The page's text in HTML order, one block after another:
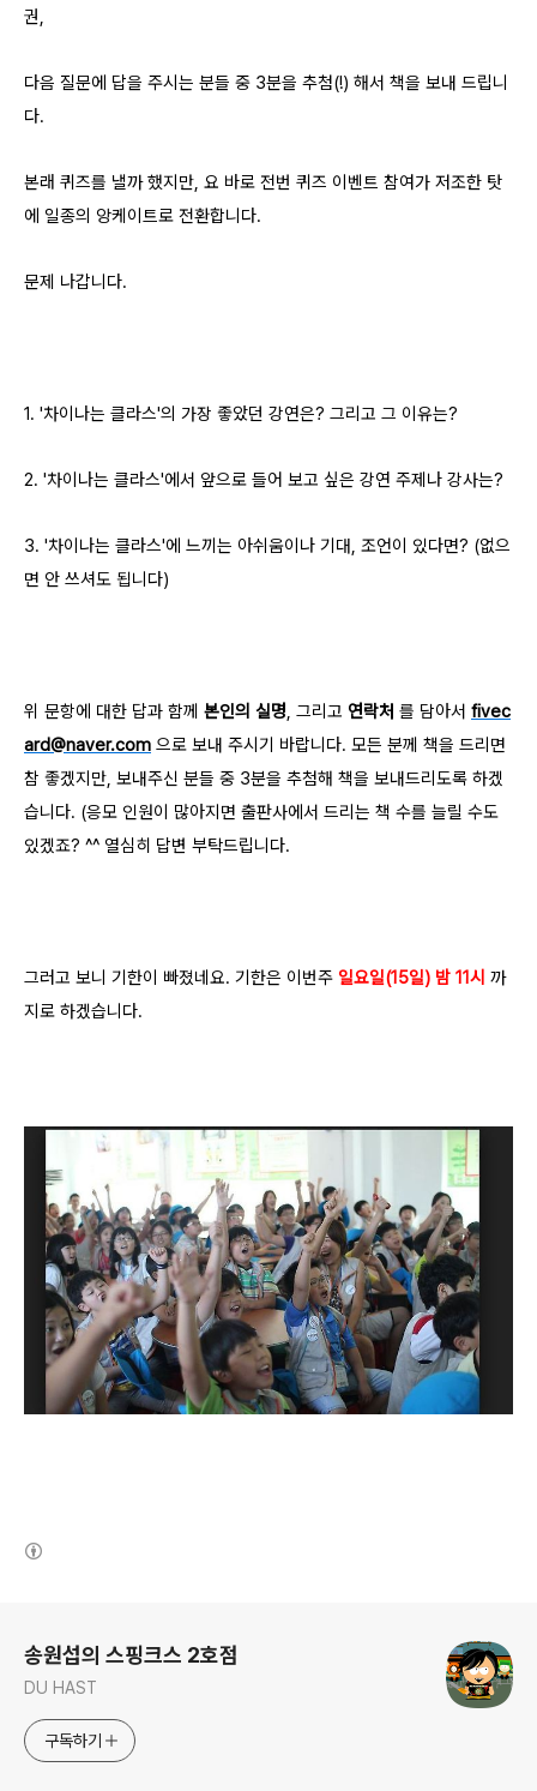
권,
다음 질문에 답을 주시는 분들 중 3분을 추첨(!) 해서 책을 보내 드립니
다.
본래 퀴즈를 낼까 했지만, 요 바로 전번 퀴즈 이벤트 참여가 저조한 탓
에 일종의 앙케이트로 전환합니다.
문제 나갑니다.
1. '차이나는 클라스'의 가장 좋았던 강연은? 그리고 그 이유는?
2. '차이나는 클라스'에서 앞으로 들어 보고 싶은 강연 주제나 강사는?
3. '차이나는 클라스'에 느끼는 아쉬움이나 기대, 조언이 있다면? (없으
면 안 쓰셔도 됩니다)
위 문항에 대한 답과 함께 본인의 실명 , 그리고 연락처 를 담아서 fivec
ard@naver.com 으로 보내 주시기 바랍니다. 모든 분께 책을 드리면
참 좋겠지만, 보내주신 분들 중 3분을 추첨해 책을 보내드리도록 하겠
습니다. (응모 인원이 많아지면 출판사에서 드리는 책 수를 늘릴 수도
있겠죠? ^^ 열심히 답변 부탁드립니다.
그러고 보니 기한이 빠졌네요. 기한은 이번주 일요일(15일) 밤 11시 까
지로 하겠습니다.
송원섭의 스핑크스 2호점
DU HAST
구독하기